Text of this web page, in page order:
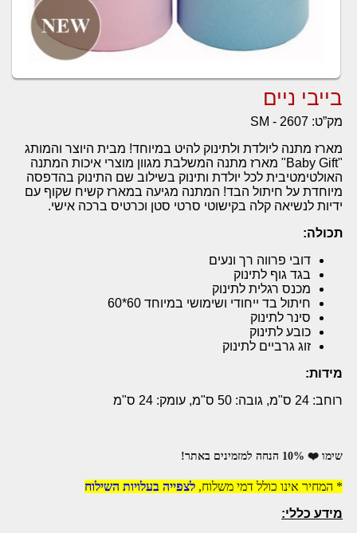
בייבי ניים
מק”ט: SM - 2607
מארז מתנה ליולדת ולתינוק להיט במיוחד! מבית היוצר והמותג
"Baby Gift" מארז מתנה המשלבת מגוון מוצרי איכות המתנה
האולטימטיבית לכל יולדת ותינוק בשילוב שם התינוק בהדפסה
מיוחדת על חיתול הבד! המתנה מגיעה במארז קשיח שקוף עם
ידיות לנשיאה קלה בקישוטי סרטי סטן וכרטיס ברכה אישי.
תכולה:
דובי פרווה רך ונעים
בגד גוף לתינוק
מכנס רגלית לתינוק
חיתול בד ייחודי ושימושי במיוחד 60*60
סינר לתינוק
כובע לתינוק
זוג גרביים לתינוק
מידות:
רוחב: 24 ס"מ, גובה: 50 ס"מ, עומק: 24 ס"מ
שימו ❤️ 10% הנחה למזמינים באתר!
* המחיר אינו כולל דמי משלוח, לצפייה בעלויות השילוח
מידע כללי: